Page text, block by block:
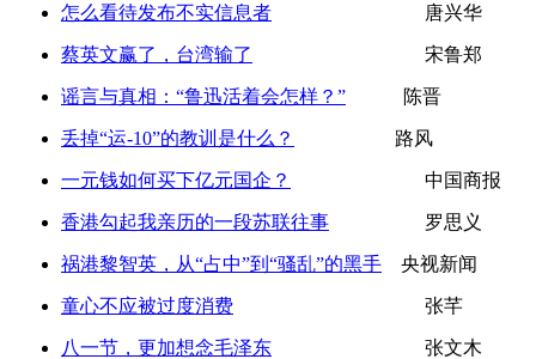
怎么看待发布不实信息者 唐兴华
蔡英文赢了，台湾输了 宋鲁郑
谣言与真相：“鲁迅活着会怎样？” 陈晋
丢掉“运-10”的教训是什么？ 路风
一元钱如何买下亿元国企？ 中国商报
香港勾起我亲历的一段苏联往事 罗思义
祸港黎智英，从“占中”到“骚乱”的黑手 央视新闻
童心不应被过度消费 张芊
八一节，更加想念毛泽东 张文木